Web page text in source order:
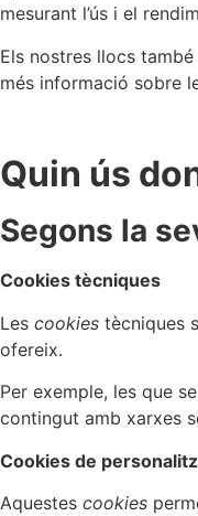
mesurant l’ús i el
Els nostres llocs
més informació sobre
Quin ús
Segons la
Cookies tècniques
Les cookies tècniques
ofereix.
Per exemple, les que
contingut amb xarxes
Cookies de
Aquestes cookies